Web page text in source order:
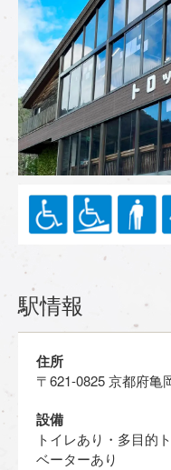
周辺観光スポット
周辺観光スポット一
嵯峨エリア
嵐山エリア
保津峡エリア
亀岡エリア
チケッ
駅情報
住所
〒621-0825 京都府亀
設備
トイレあり・多目的
ベーターあり